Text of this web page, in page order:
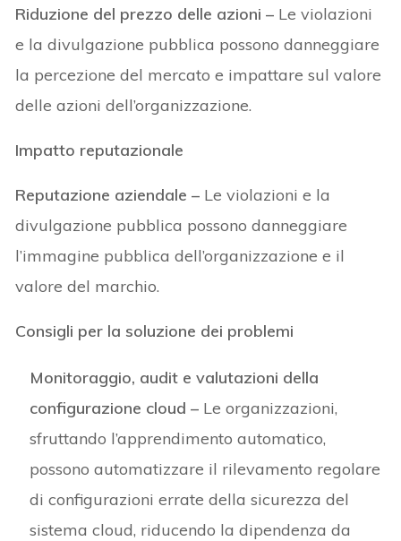
Riduzione del prezzo delle azioni – Le violazioni
e la divulgazione pubblica possono danneggiare
la percezione del mercato e impattare sul valore
delle azioni dell’organizzazione.
Impatto reputazionale
Reputazione aziendale – Le violazioni e la
divulgazione pubblica possono danneggiare
l’immagine pubblica dell’organizzazione e il
valore del marchio.
Consigli per la soluzione dei problemi
Monitoraggio, audit e valutazioni della
configurazione cloud – Le organizzazioni,
sfruttando l’apprendimento automatico,
possono automatizzare il rilevamento regolare
di configurazioni errate della sicurezza del
sistema cloud, riducendo la dipendenza da